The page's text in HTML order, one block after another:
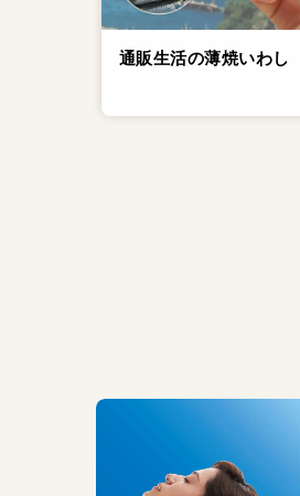
通販生活の薄焼いわし